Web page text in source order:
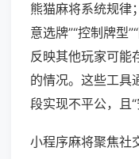
熊猫麻将系统规律
意选牌”“控制牌型
反映其他玩家可能
的情况。这些工具
段实现不平公，且“
小程序麻将聚焦社